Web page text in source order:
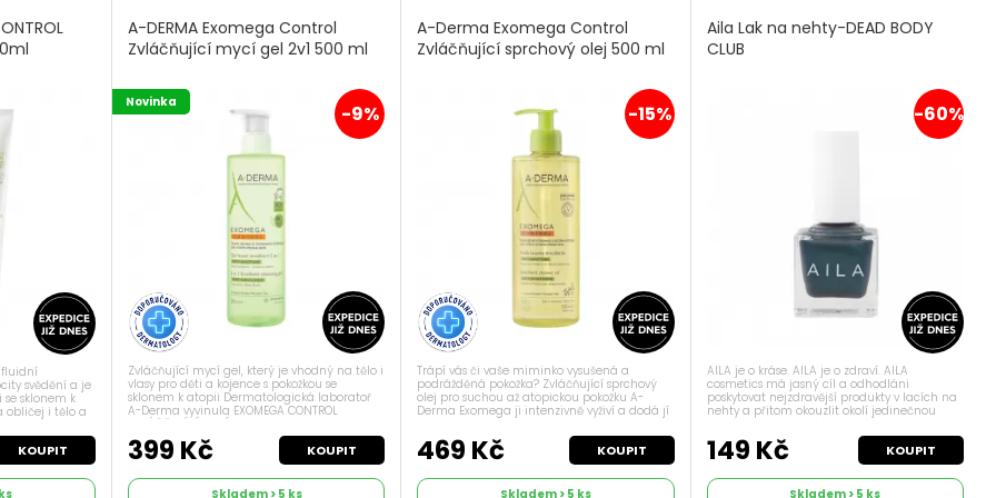
fluidní
svědění a je
sklonem k
obličej i tělo a
KOUPIT
A-DERMA Exomega Control
Zvláčňující mycí gel 2v1 500 ml
-9%
Novinka
Zvláčňující mycí gel, který je vhodný na tělo i
vlasy pro děti a kojence s pokožkou se
sklonem k atopii Dermatologická laboratoř
A-Derma vyvinula EXOMEGA CONTROL
ZVLÁČŇUJÍCÍ MYCÍ GEL 2v1, jemný hygienický
přípravek pro děti se suchou pokožkou se...
399 Kč KOUPIT
Skladem > 5 ks
A-Derma Exomega Control
Zvláčňující sprchový olej 500 ml
-15%
Trápí vás či vaše miminko vysušená a
podrážděná pokožka? Zvláčňující sprchový
olej pro suchou až atopickou pokožku A-
Derma Exomega ji intenzivně vyživí a dodá jí
zbavte se nepříjemných pocitů svědění. ...
469 Kč KOUPIT
Skladem > 5 ks
Aila Lak na nehty-DEAD BODY
CLUB
-60%
AILA je o kráse. AILA je o zdraví. AILA
cosmetics má jasný cíl a odhodláni
poskytovat nejzdravější produkty v lacích na
nehty a přitom okouzlit okolí jedinečnou
Gluten-free, Vegan Vyrobeno BEZ: ...
149 Kč KOUPIT
Skladem > 5 ks